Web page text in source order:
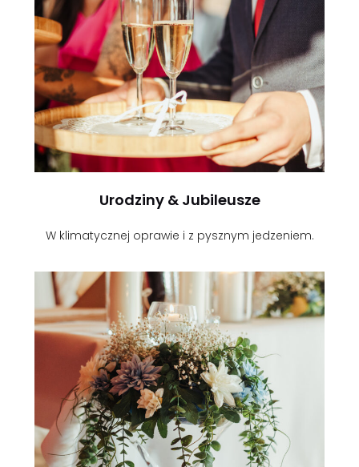
Urodziny & Jubileusze
W klimatycznej oprawie i z pysznym jedzeniem.